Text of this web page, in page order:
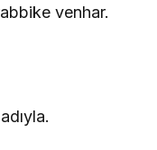
venhar.